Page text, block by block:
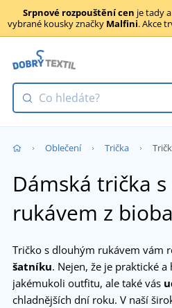
Srpnové rozpouštění cen je tady
vybrané kousky značky Malfini. Akce
Oblečení Trička
Dámská trička
rukávem z
Tričko s dlouhým rukávem vám
šatníku. Nejen, že je praktické
jakémukoli outfitu, ale také vás
chladnějších dní roku. V naší